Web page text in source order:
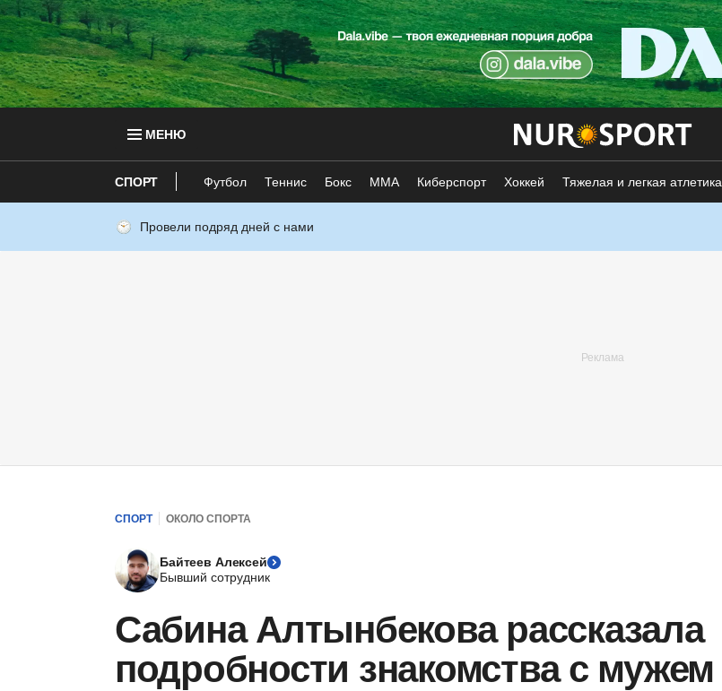
МЕНЮ
СПОРТ Футбол Теннис Бокс ММА Киберспорт Хоккей Тяжелая и легкая атлетика
Провели подряд дней с нами
СПОРТ ОКОЛО СПОРТА
Байтеев Алексей
Бывший сотрудник
Сабина Алтынбекова рассказала
подробности знакомства с мужем